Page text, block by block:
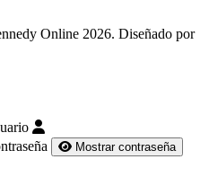
Online 2026. Diseñado por
Mostrar contraseña